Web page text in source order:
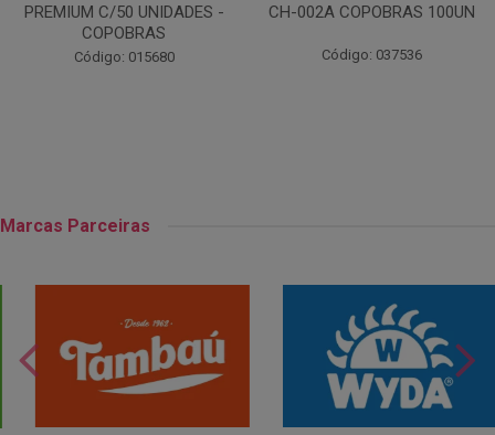
CH-002A COPOBRAS 100UN
Código: 037536
OITAVADA BALUARTE C/10
Código: 001124
Marcas Parceiras